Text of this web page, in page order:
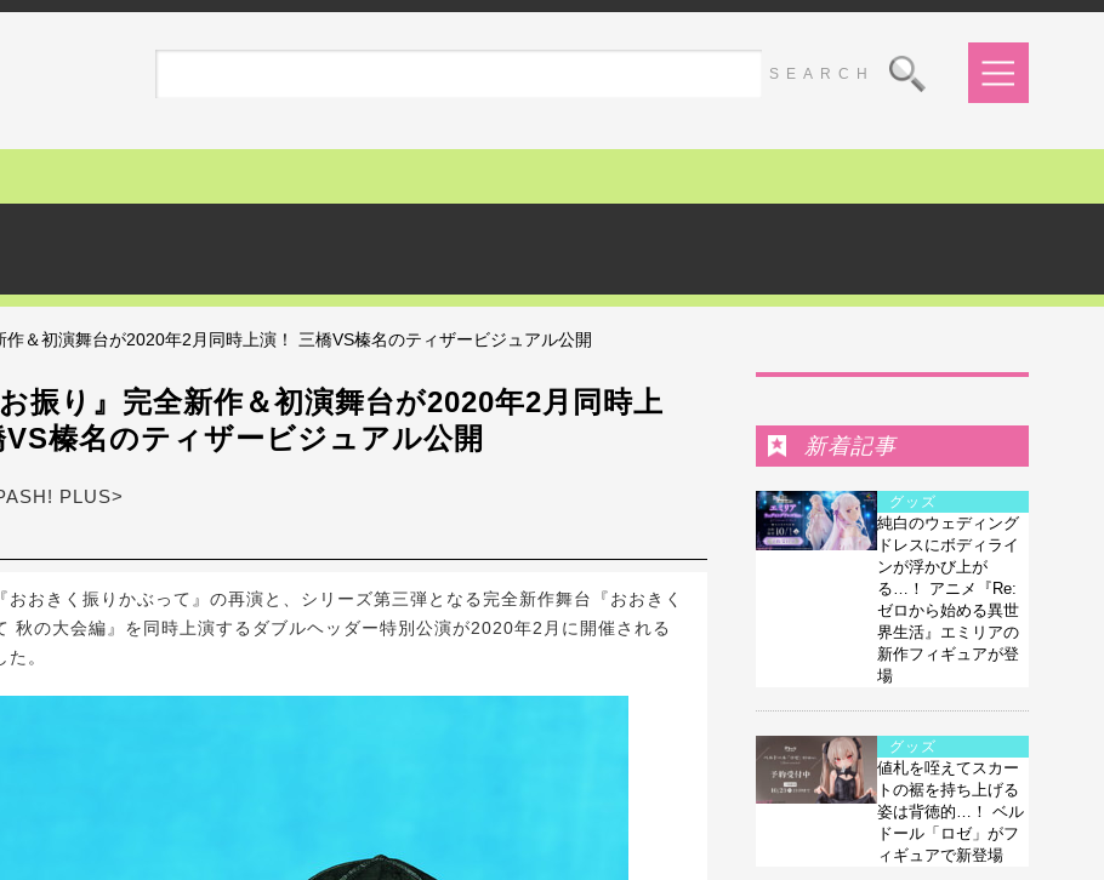
＆初演舞台が2020年2月同時上演！ 三橋VS榛名のティザービジュアル公開
振り』完全新作＆初演舞台が2020年2月同時上
榛名のティザービジュアル公開
PLUS>
おきく振りかぶって』の再演と、シリーズ第三弾となる完全新作舞台『おおきく
秋の大会編』を同時上演するダブルヘッダー特別公演が2020年2月に開催される
。
新着記事
グッズ
純白のウェディング
ドレスにボディライ
ンが浮かび上が
る…！ アニメ『Re:
ゼロから始める異世
界生活』エミリアの
新作フィギュアが登
場
グッズ
値札を咥えてスカー
トの裾を持ち上げる
姿は背徳的…！ ベル
ドール「ロゼ」がフ
ィギュアで新登場